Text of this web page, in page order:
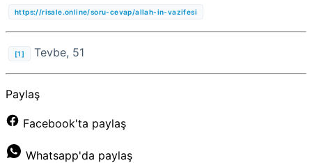
https://risale.online/soru-cevap/allah-in-vazifesi
[1] Tevbe, 51
Paylaş
Facebook'ta paylaş
Whatsapp'da paylaş